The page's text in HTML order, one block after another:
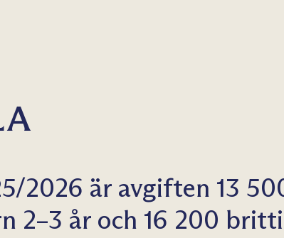
2026 är avgiften 13
2–3 år och 16 200